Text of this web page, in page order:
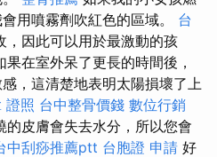
用噴霧劑吹紅色的區域。 台
，因此可以用於最激動的孩
在室外呆了更長的時間後，
，這清楚地表明太陽損壞了上
證照 台中整骨價錢 數位行銷
的皮膚會失去水分，所以您會
中刮痧推薦ptt 台胞證 申請 好